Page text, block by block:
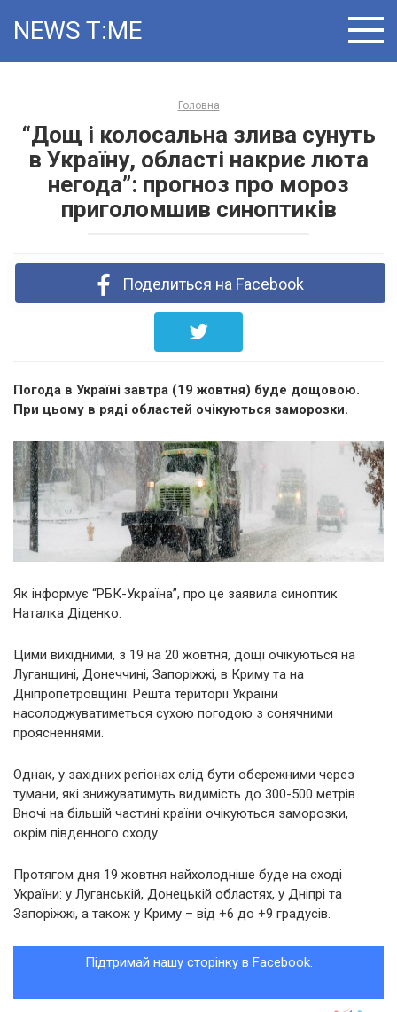
NEWS T:ME
Головна
“Дощ і колосальна злива сунуть
в Україну, області накриє люта
негода”: прогноз про мороз
приголомшив синоптиків
Поделиться на Facebook
Погода в Україні завтра (19 жовтня) буде дощовою.
При цьому в ряді областей очікуються заморозки.
Як інформує “РБК-Україна”, про це заявила синоптик
Наталка Діденко.
Цими вихідними, з 19 на 20 жовтня, дощі очікуються на
Луганщині, Донеччині, Запоріжжі, в Криму та на
Дніпропетровщині. Решта території України
насолоджуватиметься сухою погодою з сонячними
проясненнями.
Однак, у західних регіонах слід бути обережними через
тумани, які знижуватимуть видимість до 300-500 метрів.
Вночі на більшій частині країни очікуються заморозки,
окрім південного сходу.
Протягом дня 19 жовтня найхолодніше буде на сході
України: у Луганській, Донецькій областях, у Дніпрі та
Запоріжжі, а також у Криму – від +6 до +9 градусів.
Підтримай нашу сторінку в Facebook.